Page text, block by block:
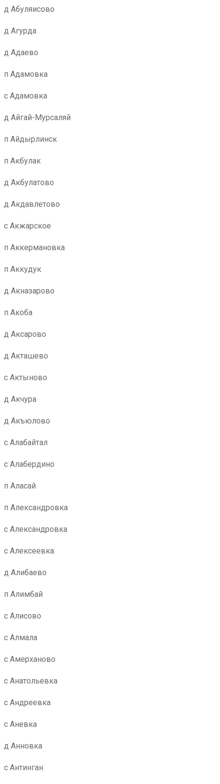
д Абуляисово
д Агурда
д Адаево
п Адамовка
с Адамовка
д Айгай-Мурсаляй
п Айдырлинск
п Акбулак
д Акбулатово
д Акдавлетово
с Акжарское
п Аккермановка
п Аккудук
д Акназарово
п Акоба
д Аксарово
д Акташево
с Актыново
д Акчура
д Акъюлово
с Алабайтал
с Алабердино
п Аласай
п Александровка
с Александровка
с Алексеевка
д Алибаево
п Алимбай
с Алисово
с Алмала
с Амерханово
с Анатольевка
с Андреевка
с Аневка
д Анновка
с Антинган